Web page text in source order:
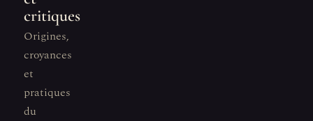
critiques
Origines,
croyances
et
pratiques
du